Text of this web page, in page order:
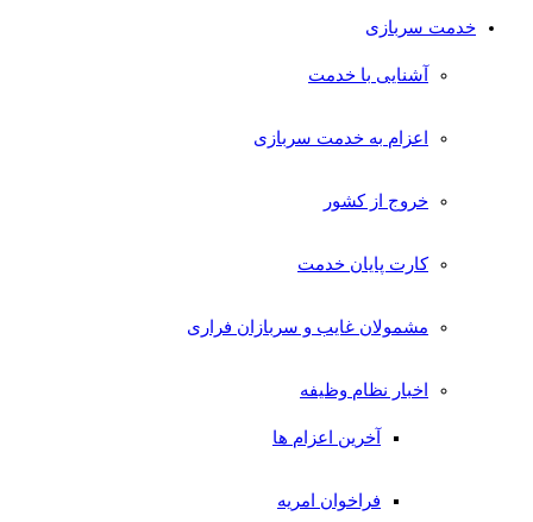
خدمت سربازی
آشنایی با خدمت
اعزام به خدمت سربازی
خروج از کشور
کارت پایان خدمت
مشمولان غایب و سربازان فراری
اخبار نظام وظیفه
آخرین اعزام ها
فراخوان امریه